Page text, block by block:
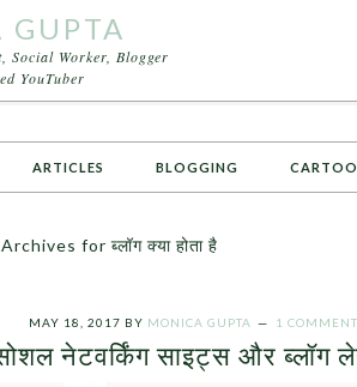
Social Worker, Blogger
YouTuber
ARTICLES BLOGGING
Archives for ब्लॉग क्या होता है
MAY 18, 2017 BY MONICA GUPTA 1 COMMENT
नेटवर्किंग साइट्स और ब्लॉग